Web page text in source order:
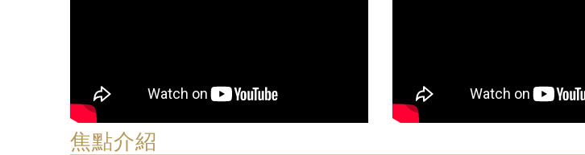
焦點介紹